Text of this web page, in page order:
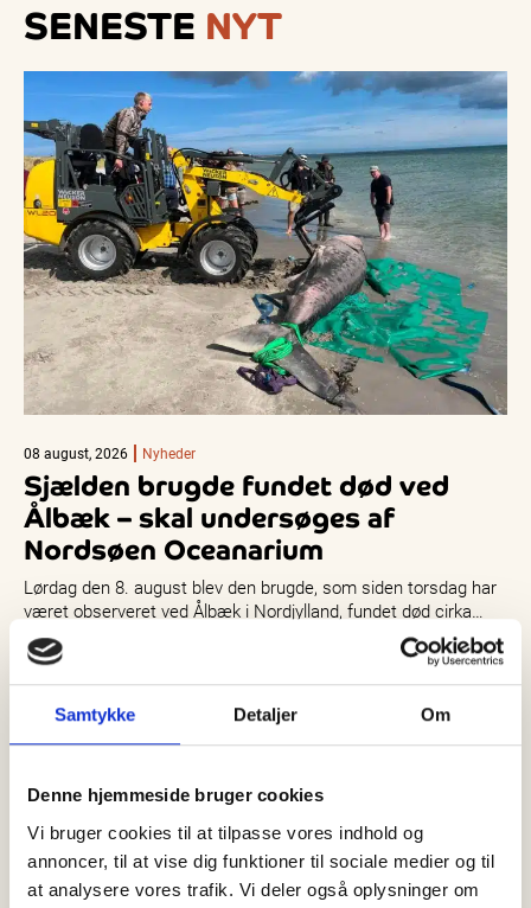
Samtykke Detaljer Om
Denne hjemmeside bruger cookies
Vi bruger cookies til at tilpasse vores indhold og
annoncer, til at vise dig funktioner til sociale medier og til
at analysere vores trafik. Vi deler også oplysninger om
SENESTE NYT
08 august, 2026 Nyheder
Sjælden brugde fundet død ved
Ålbæk – skal undersøges af
Nordsøen Oceanarium
Lørdag den 8. august blev den brugde, som siden torsdag har
været observeret ved Ålbæk i Nordjylland, fundet død cirka…